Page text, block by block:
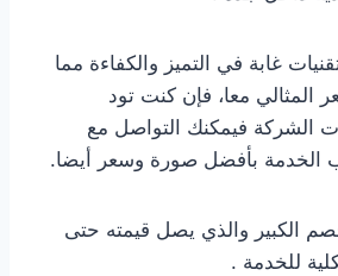
غابة في التميز والكفاءة مما
المثالي معا، فإن كنت تود
الشركة فيمكنك التواصل مع
الخدمة بأفضل صورة وسعر أيضا.
الكبير والذي يصل قيمته حتى